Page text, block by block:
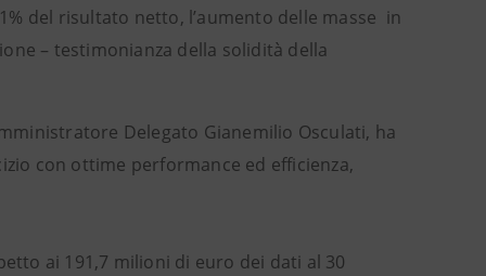
del risultato netto, l’aumento delle masse in
– testimonianza della solidità della
Delegato Gianemilio Osculati, ha
con ottime performance ed efficienza,
ai 191,7 milioni di euro dei dati al 30